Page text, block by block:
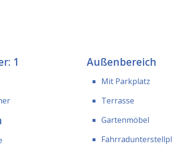
1 Außenbereich
Mit Parkplatz
Terrasse
Gartenmöbel